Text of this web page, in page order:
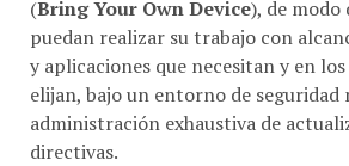
(Bring Your Own Device), de modo
puedan realizar su trabajo con
y aplicaciones que necesitan y en
elijan, bajo un entorno de seguridad
administración exhaustiva de
directivas.